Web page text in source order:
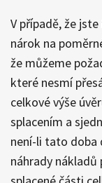
V případě, že
nárok na
že můžeme
které nesmí
celkové výše
splacením a
není-li tato doba
náhrady nákladů